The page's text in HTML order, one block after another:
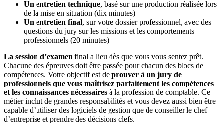
Un entretien technique, basé sur une production réalisée lors
de la mise en situation (dix minutes)
Un entretien final, sur votre dossier professionnel, avec des
questions du jury sur les missions et les comportements
professionnels (20 minutes)
La session d’examen final a lieu dès que vous vous sentez prêt.
Chacune des épreuves doit être passée pour chacun des blocs de
compétences. Votre objectif est de prouver à un jury de
professionnels que vous maîtrisez parfaitement les compétences
et les connaissances nécessaires à la profession de comptable. Ce
métier inclut de grandes responsabilités et vous devez aussi bien être
capable d’utiliser des logiciels de gestion que de conseiller le chef
d’entreprise et prendre des décisions clefs.